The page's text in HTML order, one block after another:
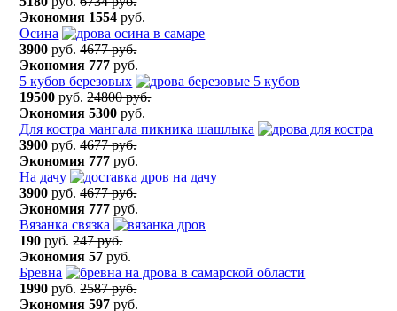
Экономия 1554 руб.
Осина
3900 руб.4677 руб.
Экономия 777 руб.
5 кубов березовых
19500 руб.24800 руб.
Экономия 5300 руб.
Для костра мангала пикника шашлыка
3900 руб.4677 руб.
Экономия 777 руб.
На дачу
3900 руб.4677 руб.
Экономия 777 руб.
Вязанка связка
190 руб.247 руб.
Экономия 57 руб.
Бревна
1990 руб.2587 руб.
Экономия 597 руб.